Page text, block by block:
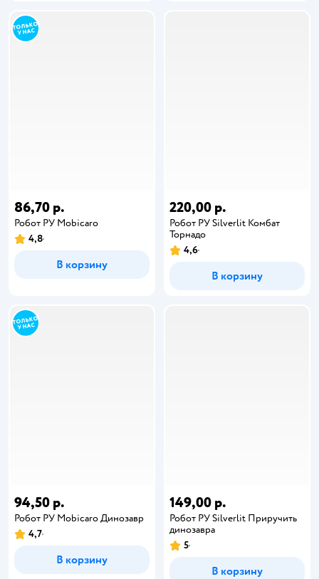
86,70 р.
Робот РУ Mobicaro
4,8
В корзину
220,00 р.
Робот РУ Silverlit Комбат
Торнадо
4,6
В корзину
94,50 р.
Робот РУ Mobicaro Динозавр
4,7
В корзину
149,00 р.
Робот РУ Silverlit Приручить
динозавра
5
В корзину